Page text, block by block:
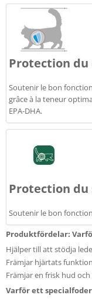
Protection
Soutenir le bon
grâce à la teneur
EPA-DHA.
Protection
Soutenir le bon
Produktfördelar:
Hjälper till att stödja
Främjar hjärtats funktion
Främjar en frisk hud
Varför ett